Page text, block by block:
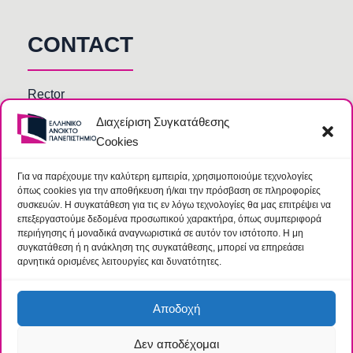
Διαχείριση Συγκατάθεσης
Cookies
Για να παρέχουμε την καλύτερη εμπειρία, χρησιμοποιούμε τεχνολογίες
όπως cookies για την αποθήκευση ή/και την πρόσβαση σε πληροφορίες
συσκευών. Η συγκατάθεση για τις εν λόγω τεχνολογίες θα μας επιτρέψει να
επεξεργαστούμε δεδομένα προσωπικού χαρακτήρα, όπως συμπεριφορά
περιήγησης ή μοναδικά αναγνωριστικά σε αυτόν τον ιστότοπο. Η μη
συγκατάθεση ή η ανάκληση της συγκατάθεσης, μπορεί να επηρεάσει
αρνητικά ορισμένες λειτουργίες και δυνατότητες.
Αποδοχή
Δεν αποδέχομαι
CONTACT
Rector
Faculty members
HOU Departments and Services
Secretariats of Deanships of Schools
Library